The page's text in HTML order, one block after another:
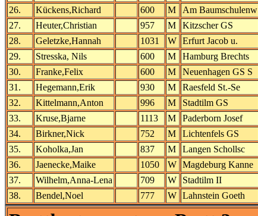
26.
Kückens,Richard 600 M Am Baumschulenw
27.
Heuter,Christian 957 M Kitzscher GS
28.
Geletzke,Hannah 1031 W Erfurt Jacob u.
29.
Stresska, Nils 600 M Hamburg Brechts
30.
Franke,Felix 600 M Neuenhagen GS S
31.
Hegemann,Erik 930 M Raesfeld St.-Se
32.
Kittelmann,Anton 996 M Stadtilm GS
33.
Kruse,Bjarne 1113 M Paderborn Josef
34.
Birkner,Nick 752 M Lichtenfels GS
35.
Koholka,Jan 837 M Langen Schollsc
36.
Jaenecke,Maike 1050 W Magdeburg Kanne
37.
Wilhelm,Anna-Lena 709 W Stadtilm II
38.
Bendel,Noel 777 W Lahnstein Goeth